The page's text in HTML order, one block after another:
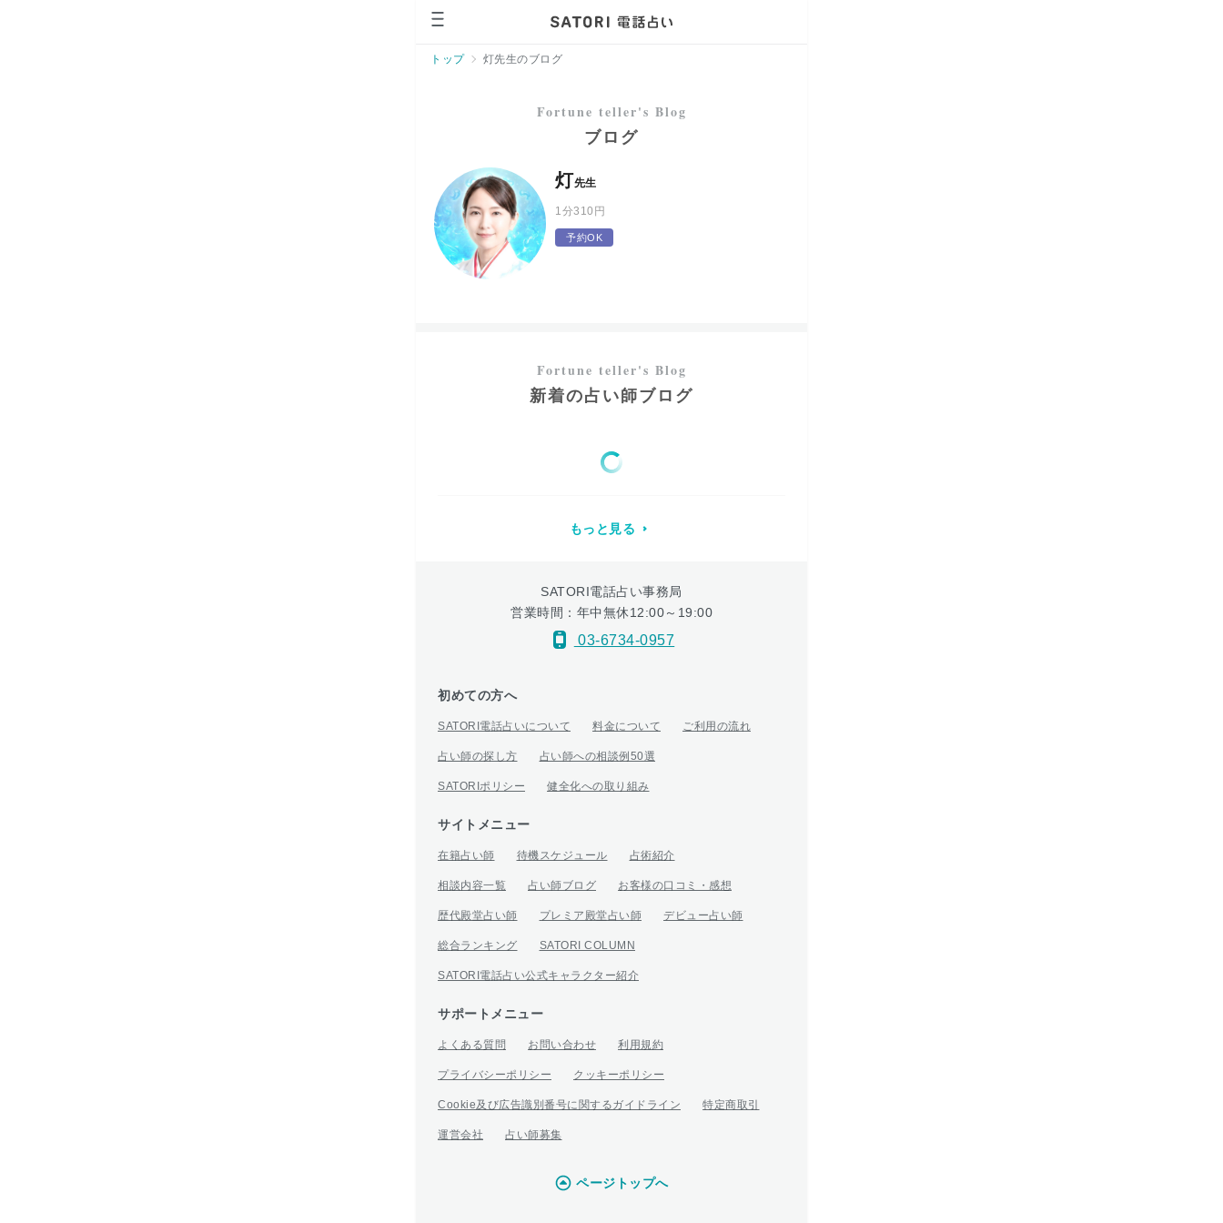
トップ 灯先生のブログ
ブログ
灯先生
1分310円
予約OK
新着の占い師ブログ
もっと見る
SATORI電話占い事務局
営業時間：年中無休12:00～19:00
03-6734-0957
初めての方へ
SATORI電話占いについて 料金について ご利用の流れ
占い師の探し方 占い師への相談例50選
SATORIポリシー 健全化への取り組み
サイトメニュー
在籍占い師 待機スケジュール 占術紹介
相談内容一覧 占い師ブログ お客様の口コミ・感想
歴代殿堂占い師 プレミア殿堂占い師 デビュー占い師
総合ランキング SATORI COLUMN
SATORI電話占い公式キャラクター紹介
サポートメニュー
よくある質問 お問い合わせ 利用規約
プライバシーポリシー クッキーポリシー
Cookie及び広告識別番号に関するガイドライン 特定商取引
運営会社 占い師募集
ページトップへ